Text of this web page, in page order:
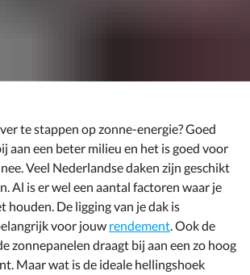
te stappen op zonne-energie? Goed
aan een beter milieu en het is goed voor
Veel Nederlandse daken zijn geschikt
Al is er wel een aantal factoren waar je
houden. De ligging van je dak is
voor jouw rendement. Ook de
zonnepanelen draagt bij aan een zo hoog
Maar wat is de ideale hellingshoek